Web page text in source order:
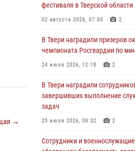
→
Росгвардейцы в Твери приняли
молебне, посвященном Дню
Сотрудники
совершили 250 выездов и
области
27 июля 2026, 08:29
В Твери наградили призеров
24 июля 2026, 12:18 2
фестиваля в Тверской области
02 августа 2026, 07:05 2
В Твери наградили призеров
чемпионата Росгвардии по
24 июля 2026, 12:18 2
В Твери наградили
завершивших выполнение
задач
20 июля 2026, 09:02 2
Сотрудники и